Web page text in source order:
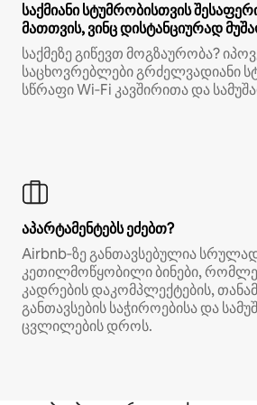
საქმიანი სტუმრობისთვის
მათთვის, ვინც დისტანციურად
საქმეზე გიწევთ მოგზაურობა?
საცხოვრებლები გრძელვადიანი
სწრაფი Wi‑Fi კავშირითა და
აპარტამენტებს ეძებთ?
Airbnb‑ზე განთავსებულია
კეთილმოწყობილი ბინები,
კადრების დაკომპლექტების,
განთავსების საჭიროებისა და
ცვლილების დროს.